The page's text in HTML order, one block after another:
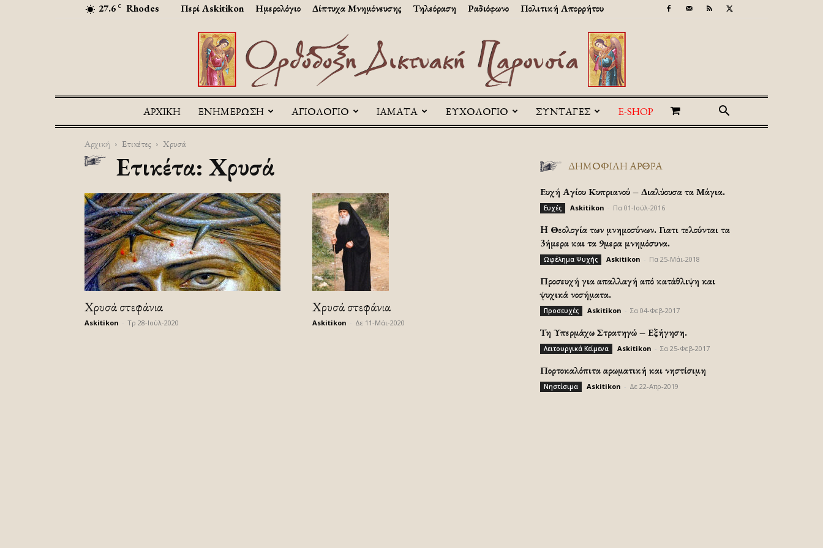
27.6 C Rhodes Περί Askitikon Ημερολόγιο Δίπτυχα Μνημόνευσης Τηλεόραση Ραδιόφωνο Πολιτική Απορρήτου
Askitikon
ΑΡΧΙΚΉ ΕΝΗΜΕΡΩΣΗ ΑΓΙΟΛΟΓΙΟ ΙΑΜΑΤΑ ΕΥΧΟΛΟΓΙΟ ΣΥΝΤΑΓΕΣ E-SHOP
Αρχική Ετικέτες Χρυσά
Ετικέτα: Χρυσά
Χρυσά στεφάνια
Askitikon Τρ 28-Ιούλ-2020
Χρυσά στεφάνια
Askitikon Δε 11-Μάι-2020
ΔΗΜΟΦΙΛΗ ΑΡΘΡΑ
Ευχή Αγίου Κυπριανού – Διαλύουσα τα Μάγια.
Ευχές Askitikon Πα 01-Ιούλ-2016
H Θεολογία των μνημοσύνων. Γιατι τελούνται τα
3ήμερα και τα 9μερα μνημόσυνα.
Ωφέλημα Ψυχής Askitikon Πα 25-Μάι-2018
Προσευχή για απαλλαγή από κατάθλιψη και
ψυχικά νοσήματα.
Προσευχές Askitikon Σα 04-Φεβ-2017
Τη Υπερμάχω Στρατηγώ – Εξήγηση.
Λειτουργικά Κείμενα Askitikon Σα 25-Φεβ-2017
Πορτοκαλόπιτα αρωματική και νηστίσιμη
Νηστίσιμα Askitikon Δε 22-Απρ-2019